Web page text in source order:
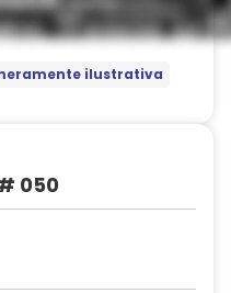
ilustrativa
050